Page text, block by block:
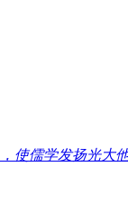
使儒学发扬光大